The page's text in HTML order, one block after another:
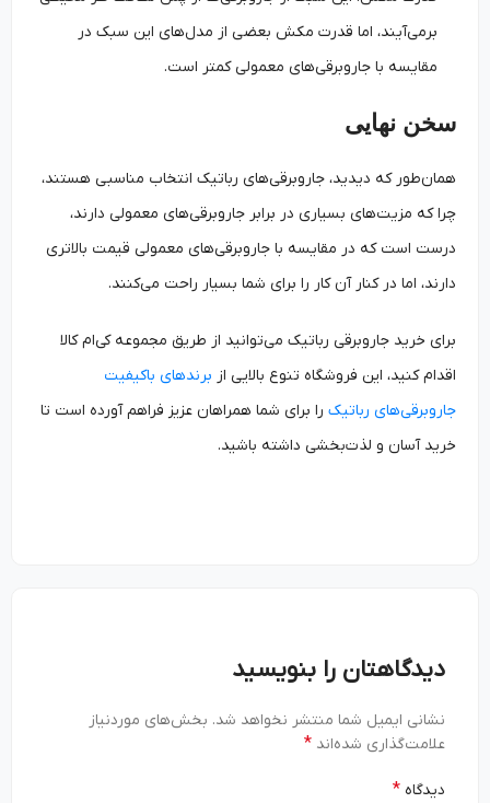
برمی‌آیند، اما قدرت مکش بعضی از مدل‌های این سبک در
مقایسه با جاروبرقی‌های معمولی کمتر است.
سخن نهایی
همان‌طور که دیدید، جاروبرقی‌های رباتیک انتخاب مناسبی هستند،
چرا که مزیت‌های بسیاری در برابر جاروبرقی‌های معمولی دارند،
درست است که در مقایسه با جاروبرقی‌های معمولی قیمت بالاتری
دارند، اما در کنار آن کار را برای شما بسیار راحت می‌کنند.
برای خرید جاروبرقی رباتیک می‌توانید از طریق مجموعه کی‌ام کالا
اقدام کنید، این فروشگاه تنوع بالایی ازبرندهای باکیفیت
جاروبرقی‌های رباتیکرا برای شما همراهان عزیز فراهم آورده است تا
خرید آسان و لذت‌بخشی داشته باشید.
دیدگاهتان را بنویسید
نشانی ایمیل شما منتشر نخواهد شد. بخش‌های موردنیاز
علامت‌گذاری شده‌اند*
دیدگاه*